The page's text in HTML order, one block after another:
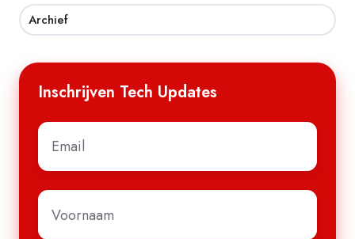
Archief
Inschrijven Tech Updates
E-
mail*
Voornaam